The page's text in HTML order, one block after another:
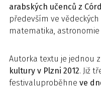
arabských učenců z
především ve
matematika, astronomie
Autorka textu je jednou
kultury v Plzni 2012. Již
festivaluproběhne ve